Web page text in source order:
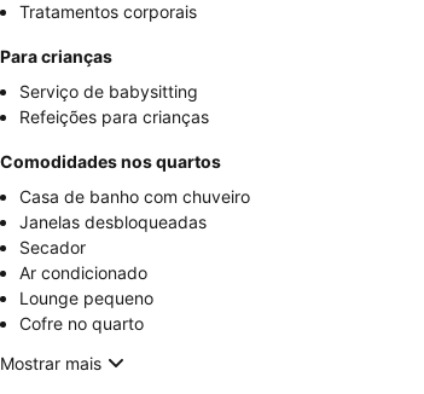
Tratamentos corporais
Para crianças
Serviço de babysitting
Refeições para crianças
Comodidades nos quartos
Casa de banho com chuveiro
Janelas desbloqueadas
Secador
Ar condicionado
Lounge pequeno
Cofre no quarto
Mostrar mais